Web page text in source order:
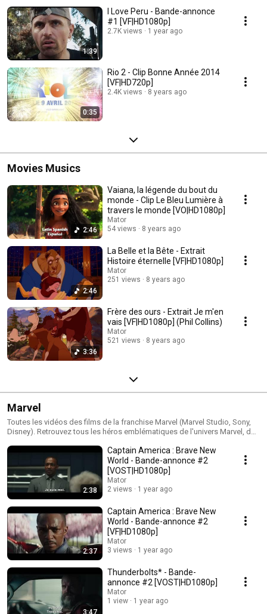
1:39
I Love Peru - Bande-annonce
#1 [VF|HD1080p]
2.7K views 1 year ago
0:35
Rio 2 - Clip Bonne Année 2014
[VF|HD720p]
2.4K views 8 years ago
Movies Musics
2:46
Vaiana, la légende du bout du
monde - Clip Le Bleu Lumière à
travers le monde [VO|HD1080p]
Mator
54 views
8 years ago
2:46
La Belle et la Bête - Extrait
Histoire éternelle [VF|HD1080p]
Mator
251 views
8 years ago
3:36
Frère des ours - Extrait Je m'en
vais [VF|HD1080p] (Phil Collins)
Mator
521 views
8 years ago
Marvel
Toutes les vidéos des films de la franchise Marvel (Marvel Studio, Sony,
Disney). Retrouvez tous les héros emblématiques de l'univers Marvel, des
2:38
Captain America : Brave New
World - Bande-annonce #2
[VOST|HD1080p]
Mator
2 views
1 year ago
2:37
Captain America : Brave New
World - Bande-annonce #2
[VF|HD1080p]
Mator
3 views
1 year ago
3:47
Thunderbolts* - Bande-
annonce #2 [VOST|HD1080p]
Mator
1 view
1 year ago